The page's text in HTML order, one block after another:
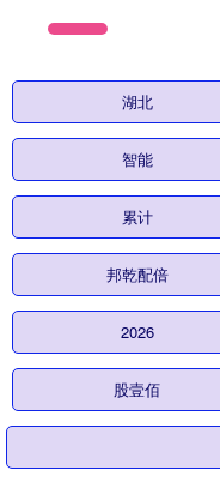
湖北
智能
累计
邦乾配倍
2026
股壹佰